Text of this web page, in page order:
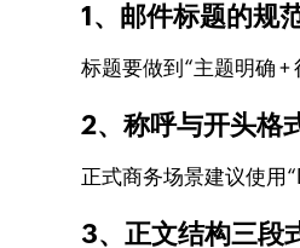
1、邮件标题的规
标题要做到“主题明确
2、称呼与开头格
正式商务场景建议使用
3、正文结构三段